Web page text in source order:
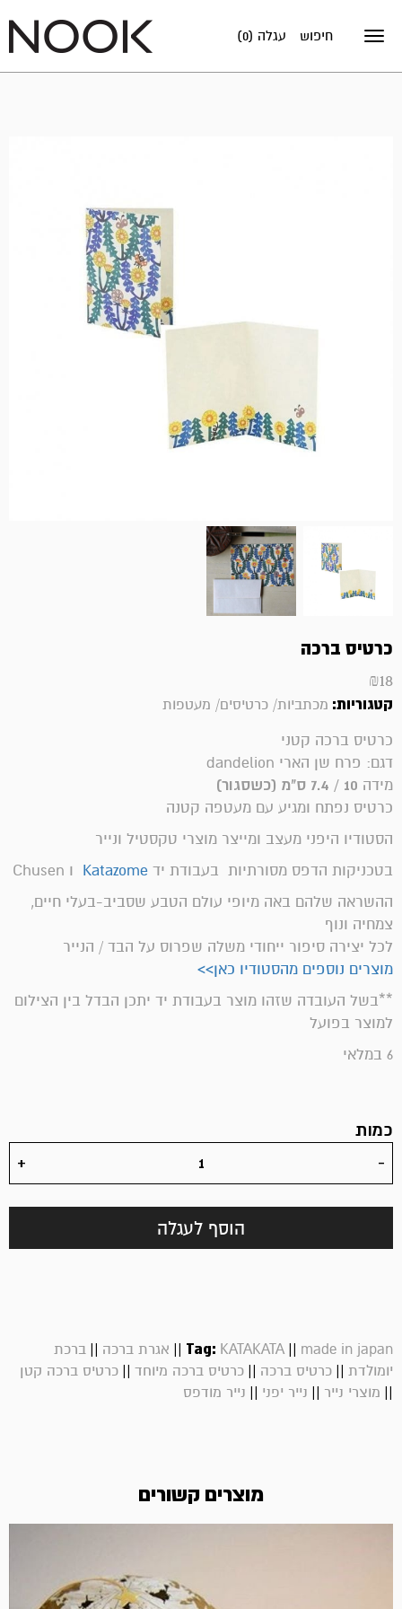
Toggle
עגלה (0) חיפוש
כרטיס ברכה
₪18
קטגוריות: מכתביות/ כרטיסים/ מעטפות
כרטיס ברכה קטני
דגם: פרח שן הארי dandelion
מידה
כרטיס נפתח ומגיע עם מעטפה קטנה
הסטודיו היפני מעצב ומייצר מוצרי טקסטיל ונייר
בטכניקות הדפס מסורתיות בעבודת יד Katazome ו Chusen
ההשראה שלהם באה מיופי עולם הטבע שסביב-בעלי חיים,
צמחיה ונוף
לכל יצירה סיפור ייחודי משלה שפרוס על הבד / הנייר
מוצרים נוספים מהסטודיו כאן>>
**בשל העובדה שזהו מוצר בעבודת יד יתכן הבדל בין הצילום
למוצר בפועל
6 במלאי
כמות
הוסף לעגלה
Tag: KATAKATA || made in japan
|| אגרת ברכה || ברכת
יומולדת || כרטיס ברכה || כרטיס ברכה מיוחד || כרטיס ברכה קטן
|| מוצרי נייר || נייר יפני || נייר מודפס
מוצרים קשורים